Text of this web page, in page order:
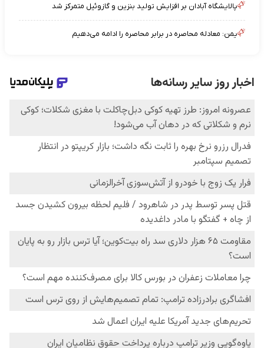
پالایشگاه آبادان بر افزایش تولید بنزین و گازوئیل متمرکز شد
یمن: معادله محاصره در برابر محاصره را ادامه می‌دهیم